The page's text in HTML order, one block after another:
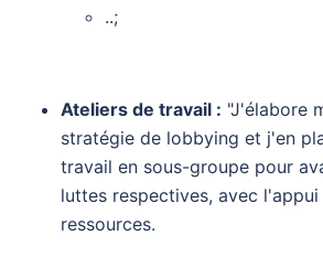
..;
Ateliers de travail : "J'élabore
stratégie de lobbying et j'en
travail en sous-groupe pour
luttes respectives, avec
ressources.